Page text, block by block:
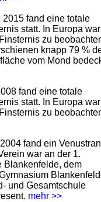
2015 fand eine totale
statt. In Europa
zu
knapp 79 %
vom Mond
fand eine totale
statt. In Europa
zu
fand ein
war an der 1.
Blankenfelde, dem
und Gesamtschule
mehr >>